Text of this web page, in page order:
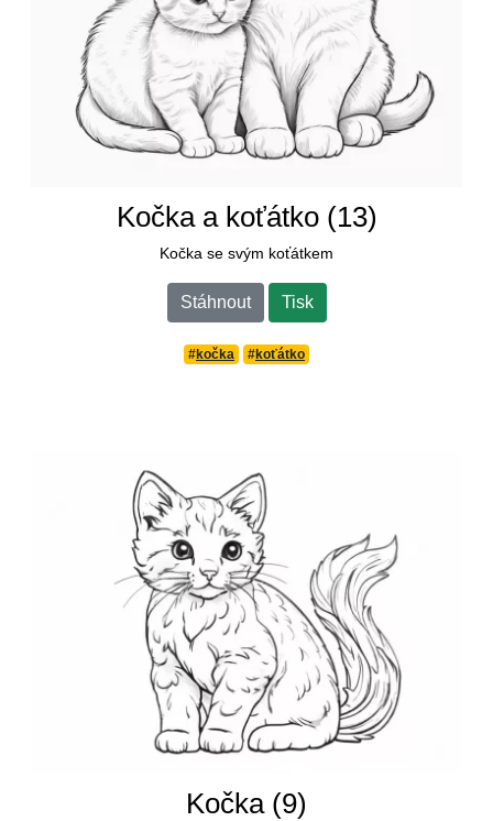
Kočka a koťátko (13)
Kočka se svým koťátkem
Stáhnout Tisk
#kočka #koťátko
Kočka (9)